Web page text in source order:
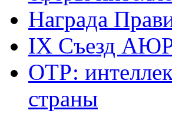
Награда
IX Съезд
ОТР:
страны